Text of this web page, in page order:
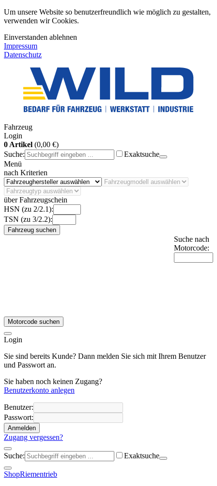
Um unsere Website so benutzerfreundlich wie möglich zu gestalten,
verwenden wir Cookies.
Einverstanden ablehnen
Impressum
Datenschutz
Fahrzeug
Login
0 Artikel (0,00 €)
Suche:
Exaktsuche
Menü
nach Kriterien
über Fahrzeugschein
HSN (zu 2/2.1):
TSN (zu 3/2.2):
Fahrzeug suchen
Suche nach
Motorcode:
Motorcode suchen
Login
Sie sind bereits Kunde? Dann melden Sie sich mit Ihrem Benutzer
und Passwort an.
Sie haben noch keinen Zugang?
Benutzerkonto anlegen
Benutzer:
Passwort:
Anmelden
Zugang vergessen?
Suche: Exaktsuche
ShopRiementrieb